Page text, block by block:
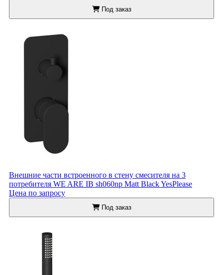
Под заказ
Внешние части встроенного в стену смесителя на 3
потребителя WE ARE IB sh060np Matt Black YesPlease
Цена по запросу
Под заказ